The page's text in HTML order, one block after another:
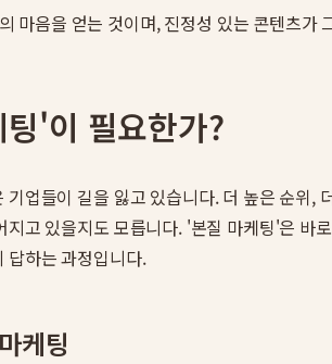
마음을 얻는 것이며, 진정성 있는 콘텐츠가
'이 필요한가?
업들이 길을 잃고 있습니다. 더 높은 순위
고 있을지도 모릅니다. '본질 마케팅'은
답하는 과정입니다.
케팅